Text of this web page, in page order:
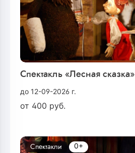
Спектакль «Лесная сказка»
до 12-09-2026 г.
от 400 руб.
Спектакли 0+